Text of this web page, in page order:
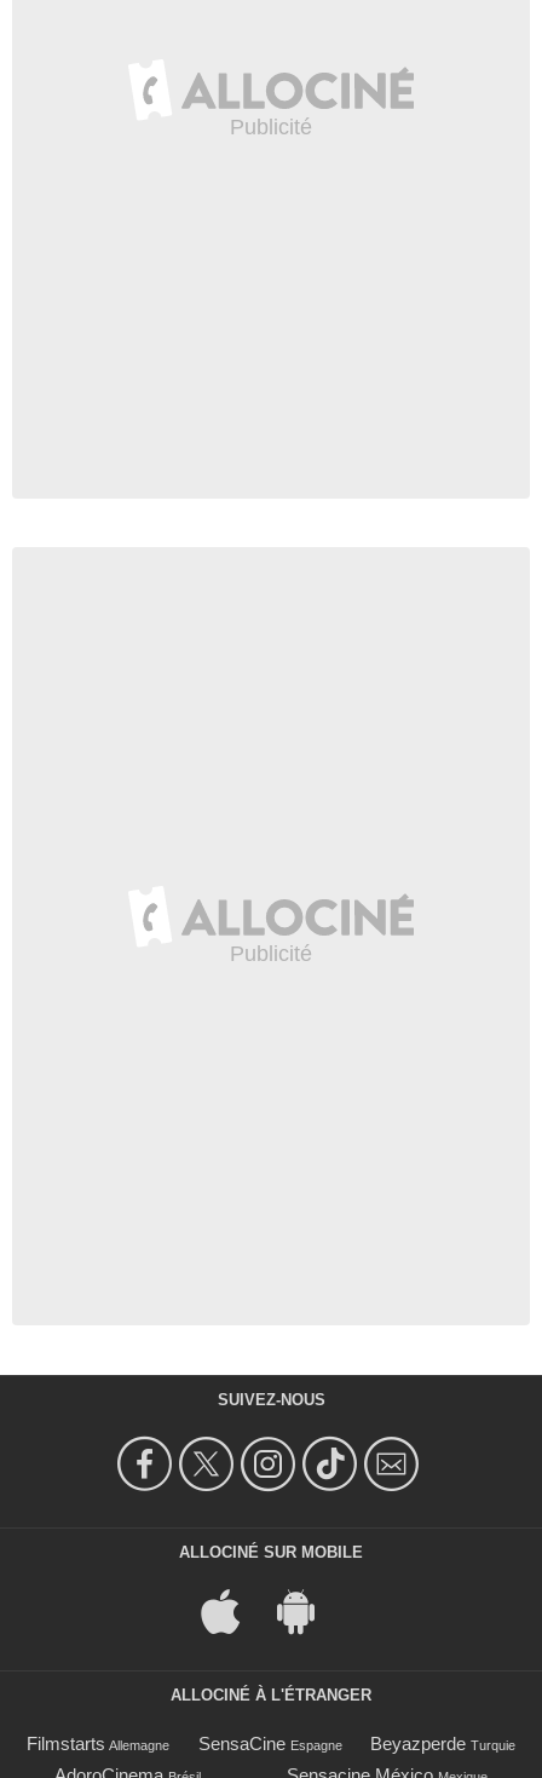
SUIVEZ-NOUS
ALLOCINÉ SUR MOBILE
ALLOCINÉ À L'ÉTRANGER
Filmstarts Allemagne SensaCine Espagne Beyazperde Turquie